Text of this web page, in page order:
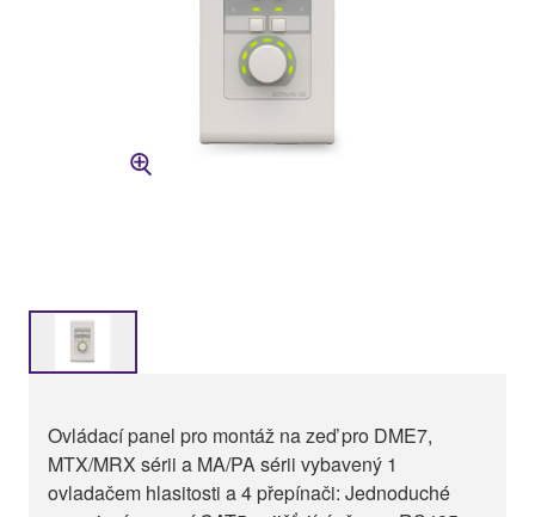
Ovládací panel pro montáž na zeď pro DME7,
MTX/MRX sérii a MA/PA sérii vybavený 1
ovladačem hlasitosti a 4 přepínači: Jednoduché